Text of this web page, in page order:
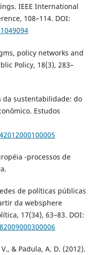
IEEE International
108–114. DOI:
policy networks and
Policy, 18(3), 283–
da sustentabilidade: do
Estudos
-processos de
de políticas públicas
da websphere
17(34), 63–83. DOI:
& Padula, A. D. (2012).